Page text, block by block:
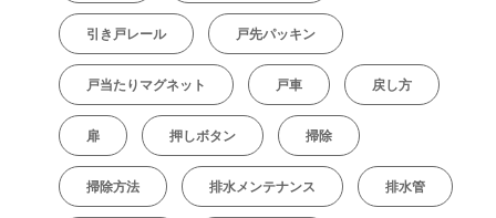
引き戸レール 戸先パッキン
戸当たりマグネット 戸車 戻し方
扉 押しボタン 掃除
掃除方法 排水メンテナンス 排水管